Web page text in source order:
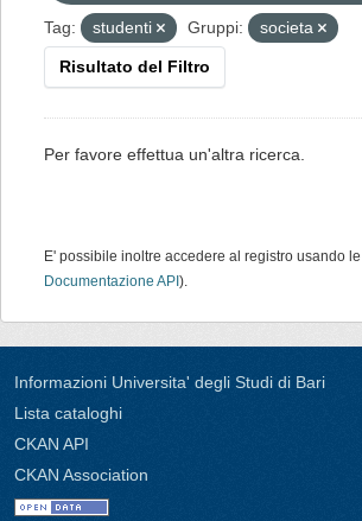
Tag:
studenti Gruppi: societa
Risultato del Filtro
Per favore effettua un'altra ricerca.
E' possibile inoltre accedere al registro usando le
Documentazione API ).
Informazioni Universita' degli Studi di Bari
Lista cataloghi
CKAN API
CKAN Association